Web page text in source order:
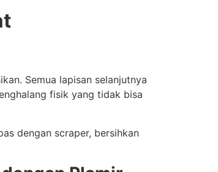
Semua lapisan selanjutnya
fisik yang tidak bisa
dengan scraper, bersihkan